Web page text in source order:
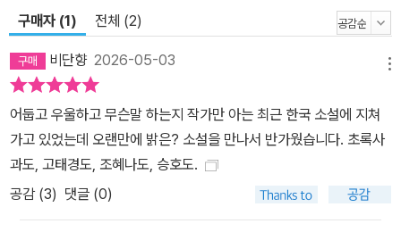
쪽) 하고 불쑥 털어놓는 장면은 보는 이의 마음을 뭉클하게 한다. 일
그러진 질투심과 자격지심으로 똘똘 뭉친 악의적인 인간으로 의심되
던 고태경이 오랜 시간 꿈을 버리지 않고 우직하게 노력하는 한 인간
으로 다시 보일 때, 우리는 그 어떤 사람도 패배자나 실패자로 함부로
규정할 수 없음을 거듭 되새기게 된다. “우리의 삶이 영화 같은 줄 알
았는데…… 오케이는 적고 엔지만 많다. 편집해버리고 싶은 순간투성
이야.” _237쪽 삶은 영화 같지 않다. 애끓는 마음만으로 기적이 일어
나지 않는다. 확신 없이 흔들리고 넘어지면서 보내는 보통날들이 모
구매자 (1) 전체 (2)
비단향2026-05-03
어둡고 우울하고 무슨말 하는지 작가만 아는 최근 한국 소설에 지쳐
가고 있었는데 오랜만에 밝은? 소설을 만나서 반가웠습니다. 초록사
과도, 고태경도, 조혜나도, 승호도.
공감 (3) 댓글 (0)